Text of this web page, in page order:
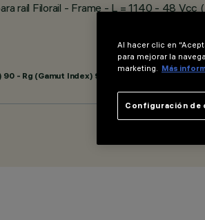
raíl Filorail - Frame - L = 1140 - 48
- Rg (Gamut Index) 96
Al hacer clic en
para mejorar la
marketing. Más
Configuración de